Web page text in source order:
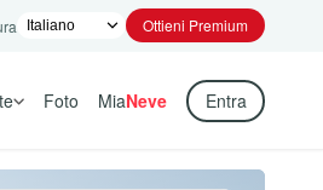
Ottieni Premium
Foto MiaNeve Entra